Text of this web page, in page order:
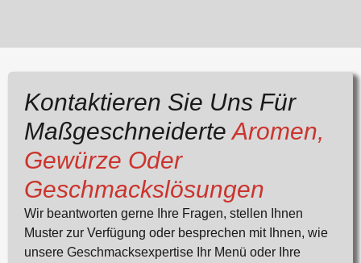
Kontaktieren Sie Uns Für
Maßgeschneiderte Aromen,
Gewürze Oder
Geschmackslösungen
Wir beantworten gerne Ihre Fragen, stellen Ihnen
Muster zur Verfügung oder besprechen mit Ihnen, wie
unsere Geschmacksexpertise Ihr Menü oder Ihre